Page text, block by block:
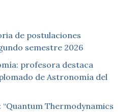
de postulaciones
semestre 2026
profesora destaca
de Astronomía del
“Quantum Thermodynamics